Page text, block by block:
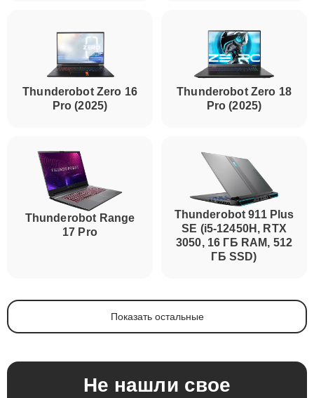
Thunderobot Zero 16
Pro (2025)
Thunderobot Zero 18
Pro (2025)
Thunderobot Range
17 Pro
Thunderobot 911 Plus
SE (i5-12450H, RTX
3050, 16 ГБ RAM, 512
ГБ SSD)
Показать остальные
Не нашли свое